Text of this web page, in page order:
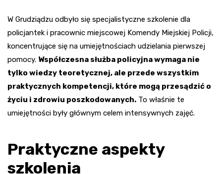
W Grudziądzu odbyło się specjalistyczne szkolenie dla
policjantek i pracownic miejscowej Komendy Miejskiej Policji,
koncentrujące się na umiejętnościach udzielania pierwszej
pomocy. Współczesna służba policyjna wymaga nie
tylko wiedzy teoretycznej, ale przede wszystkim
praktycznych kompetencji, które mogą przesądzić o
życiu i zdrowiu poszkodowanych. To właśnie te
umiejętności były głównym celem intensywnych zajęć.
Praktyczne aspekty
szkolenia